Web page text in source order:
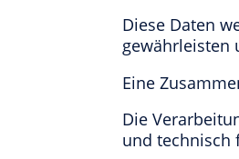
Diese Daten
gewährleisten
Eine
Die
und technisch